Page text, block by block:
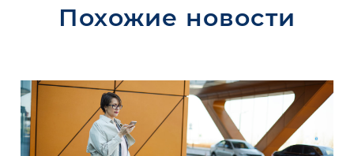
Похожие новости